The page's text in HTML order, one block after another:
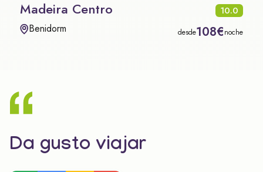
Madeira Centro 10.0
Benidorm desde108€noche
Da gusto viajar